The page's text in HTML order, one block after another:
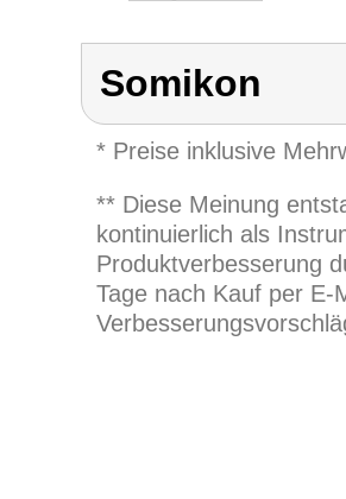
Somikon
* Preise inklusive
** Diese Meinung
kontinuierlich als
Produktverbesserung
Tage nach Kauf per E-